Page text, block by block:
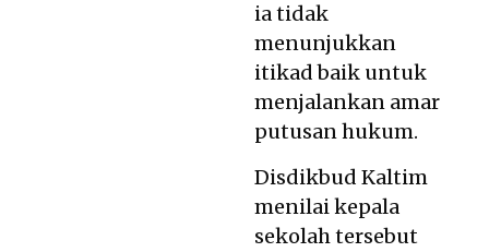
ia tidak
menunjukkan
itikad baik untuk
menjalankan amar
putusan hukum.
Disdikbud Kaltim
menilai kepala
sekolah tersebut